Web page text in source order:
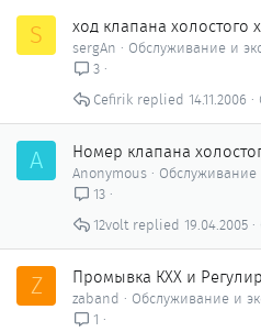
S ход клапана холостого
sergAn
Обслуживание и
3
14.11.2006
Cefirik
A Номер клапана
Anonymous
Обслуживание
13
19.04.2005
12volt
Z Промывка КХХ и
zaband
Обслуживание и
1